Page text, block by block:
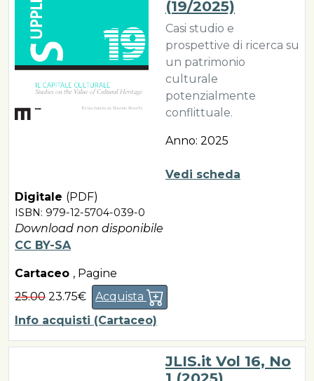
(19/2025)
Casi studio e
prospettive di ricerca su
un patrimonio
culturale
potenzialmente
conflittuale.
Anno: 2025
Vedi scheda
Digitale (PDF)
ISBN: 979-12-5704-039-0
Download non disponibile
CC BY-SA
Cartaceo , Pagine
25.00 23.75€
Acquista
Info acquisti (Cartaceo)
JLIS.it Vol 16, No